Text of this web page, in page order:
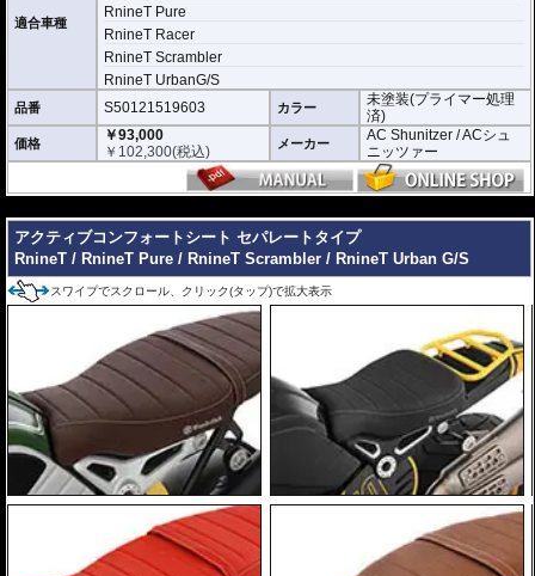
適合車種
RnineT Pure
RnineT Racer
RnineT Scrambler
RnineT UrbanG/S
品番 S50121519603 カラー
未塗装(プライマー処理
済)
価格
￥93,000
￥ 102,300(税込) メーカー
AC Shunitzer / ACシュ
ニッツァー
アクティブコンフォートシート セパレートタイプ
RnineT / RnineT Pure / RnineT Scrambler / RnineT Urban G/S
スワイプでスクロール、クリック(タップ)で拡大表示